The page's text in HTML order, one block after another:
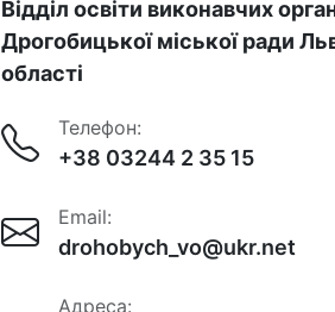
Відділ освіти виконавчих
Дрогобицької міської ради
області
Телефон:
+38 03244 2 35 15
Email:
drohobych_vo@ukr.net
Адреса: